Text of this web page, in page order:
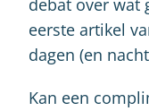
debat over wat
eerste artikel
dagen (en
Kan een